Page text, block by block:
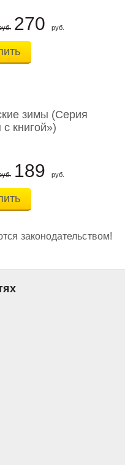
270 руб.
зимы (Серия
книгой»)
189 руб.
законодательством!